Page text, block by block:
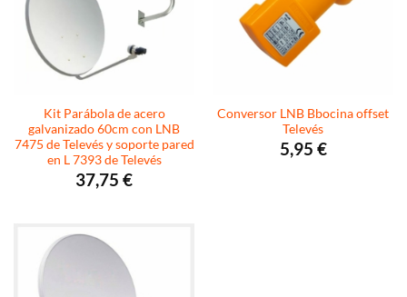
Kit Parábola de acero
galvanizado 60cm con LNB
7475 de Televés y soporte pared
en L 7393 de Televés
37,75 €
Conversor LNB Bbocina offset
Televés
5,95 €